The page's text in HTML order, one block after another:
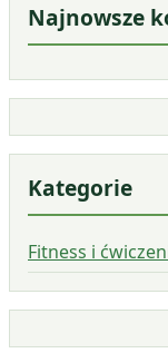
Najnowsze
Kategorie
Fitness i